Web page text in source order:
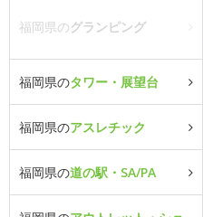
福岡県のグランピング
福岡県のタワー・展望台
福岡県のアスレチック
福岡県の道の駅・SA/PA